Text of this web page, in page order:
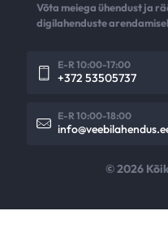
Võta meiega ühendust ja
digilahenduste
+372 53505737
E-R 10:00-17:00
E-R 10:00-18:00
© 2026